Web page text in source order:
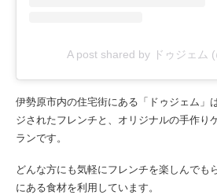
A post shared by ドゥジェム
伊勢原市内の住宅街にある「ドゥジェム」
ジされたフレンチと、オリジナルの手作り
ランです。
どんな方にも気軽にフレンチを楽しんでも
にある食材を利用しています。